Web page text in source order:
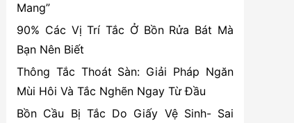
Mang”
90% Các Vị Trí Tắc Ở Bồn Rửa Bát Mà
Bạn Nên Biết
Thông Tắc Thoát Sàn: Giải Pháp Ngăn
Mùi Hôi Và Tắc Nghẽn Ngay Từ Đầu
Bồn Cầu Bị Tắc Do Giấy Vệ Sinh- Sai